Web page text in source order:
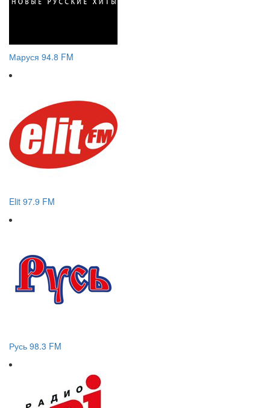
Маруся 94.8 FM
Elit 97.9 FM
Русь 98.3 FM